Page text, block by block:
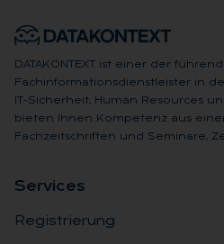
DATAKONTEXT ist einer der
Fachinformationsdienstleister in
IT-Sicherheit, Human Resources
bieten Ihnen Kompetenz aus
Fachzeitschriften und Seminare,
Ser­vices
Registrierung